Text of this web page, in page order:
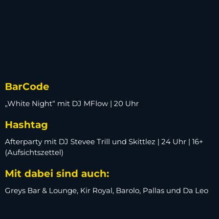
BarCode
„White Night“ mit DJ MFlow | 20 Uhr
Hashtag
Afterparty mit DJ Stevee Trill und Skittlez | 24 Uhr | 16+
(Aufsichtszettel)
Mit dabei sind auch:
Greys Bar & Lounge, Kir Royal, Barolo, Pallas und Da Leo